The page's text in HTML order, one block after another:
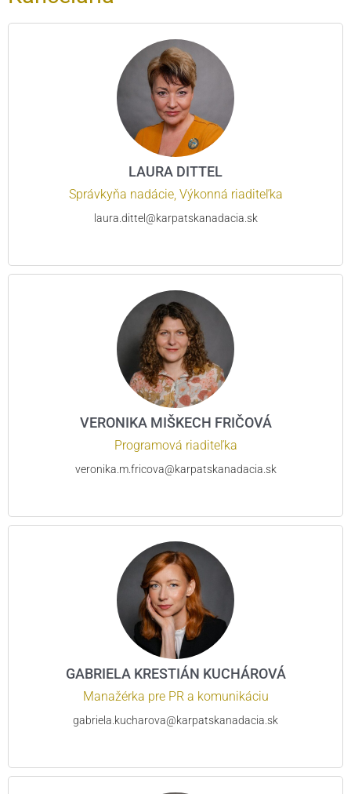
LAURA DITTEL
Správkyňa nadácie, Výkonná riaditeľka
laura.dittel@karpatskanadacia.sk
VERONIKA MIŠKECH FRIČOVÁ
Programová riaditeľka
veronika.m.fricova@karpatskanadacia.sk
GABRIELA KRESTIÁN KUCHÁROVÁ
Manažérka pre PR a komunikáciu
gabriela.kucharova@karpatskanadacia.sk